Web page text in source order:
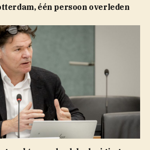
één persoon overleden